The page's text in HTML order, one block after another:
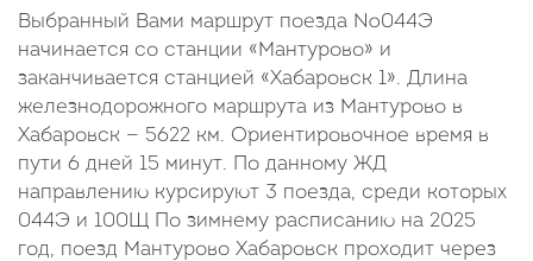
Выбранный Вами маршрут поезда №044Э
начинается со станции «Мантурово» и
заканчивается станцией «Хабаровск 1». Длина
железнодорожного маршрута из Мантурово в
Хабаровск — 5622 км. Ориентировочное время в
пути 6 дней 15 минут. По данному ЖД
направлению курсируют 3 поезда, среди которых
044Э и 100Щ По зимнему расписанию на 2025
год, поезд Мантурово Хабаровск проходит через